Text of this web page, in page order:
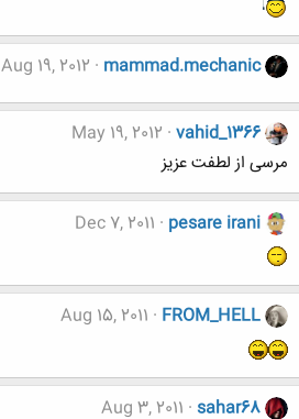
mammad.mechanic
Aug 19, 2012
vahid_1366
May 19, 2012
مرسی از لطفت عزیز
pesare irani
Dec 7, 2011
FROM_HELL
Aug 15, 2011
sahar68
Aug 3, 2011